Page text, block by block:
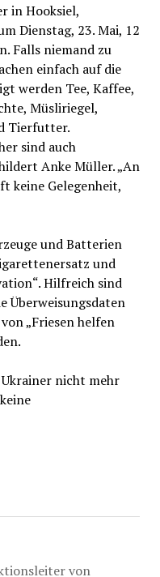
in Hooksiel,
Dienstag, 23. Mai, 12
Falls niemand zu
einfach auf die
werden Tee, Kaffee,
Müsliriegel,
Tierfutter.
sind auch
Anke Müller. „An
keine Gelegenheit,
und Batterien
und
Hilfreich sind
Überweisungsdaten
„Friesen helfen
Ukrainer nicht mehr
von